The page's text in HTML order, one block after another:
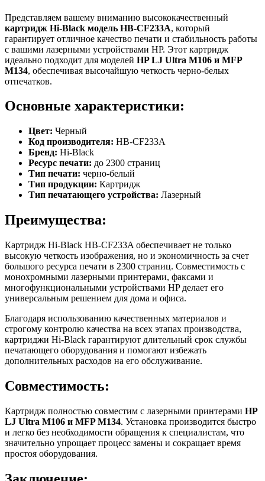
Представляем вашему вниманию высококачественный
картридж Hi-Black модель HB-CF233A, который
гарантирует отличное качество печати и стабильность работы
с вашими лазерными устройствами HP. Этот картридж
идеально подходит для моделей HP LJ Ultra M106 и MFP
M134, обеспечивая высочайшую четкость черно-белых
отпечатков.
Основные характеристики:
Цвет: Черный
Код производителя: HB-CF233A
Бренд: Hi-Black
Ресурс печати: до 2300 страниц
Тип печати: черно-белый
Тип продукции: Картридж
Тип печатающего устройства: Лазерный
Преимущества:
Картридж Hi-Black HB-CF233A обеспечивает не только
высокую четкость изображения, но и экономичность за счет
большого ресурса печати в 2300 страниц. Совместимость с
монохромными лазерными принтерами, факсами и
многофункциональными устройствами HP делает его
универсальным решением для дома и офиса.
Благодаря использованию качественных материалов и
строгому контролю качества на всех этапах производства,
картриджи Hi-Black гарантируют длительный срок службы
печатающего оборудования и помогают избежать
дополнительных расходов на его обслуживание.
Совместимость:
Картридж полностью совместим с лазерными принтерами HP
LJ Ultra M106 и MFP M134. Установка производится быстро
и легко без необходимости обращения к специалистам, что
значительно упрощает процесс замены и сокращает время
простоя оборудования.